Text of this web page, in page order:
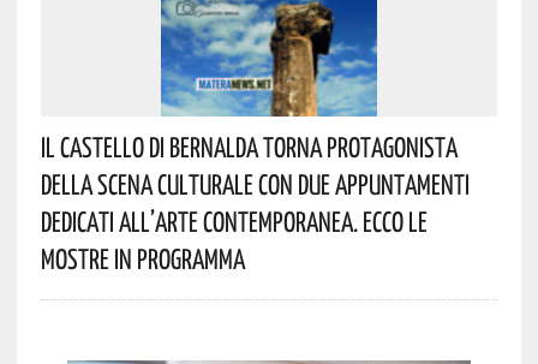
Il Castello Di Bernalda Torna Protagonista
Della Scena Culturale Con Due Appuntamenti
Dedicati All’arte Contemporanea. Ecco Le
Mostre In Programma